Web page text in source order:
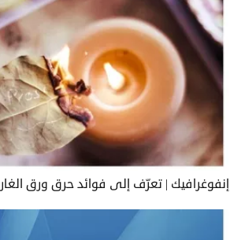
إنفوغرافيك | تعرّف إلى فوائد حرق ورق